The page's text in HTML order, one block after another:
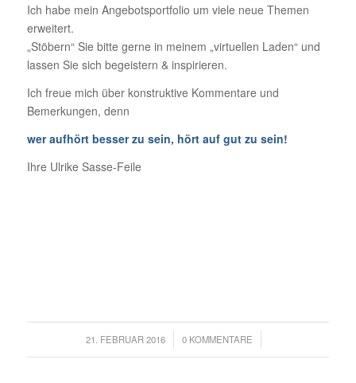
Ich habe mein Angebotsportfolio um viele neue Themen
erweitert.
„Stöbern“ Sie bitte gerne in meinem „virtuellen Laden“ und
lassen Sie sich begeistern & inspirieren.
Ich freue mich über konstruktive Kommentare und
Bemerkungen, denn
wer aufhört besser zu sein, hört auf gut zu sein!
Ihre Ulrike Sasse-Feile
21. FEBRUAR 2016
/ 0 KOMMENTARE
/